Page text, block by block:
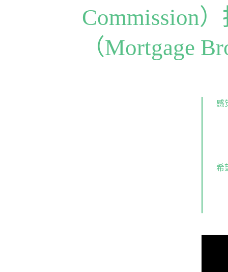
Commission
（Mortgage
感
希